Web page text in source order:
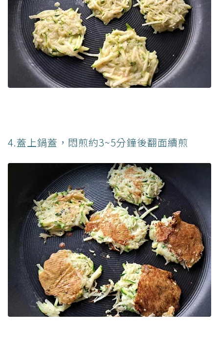
4.蓋上鍋蓋，悶煎約3~5分鐘後翻面續煎